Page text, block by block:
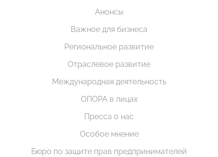
Анонсы
Важное для бизнеса
Региональное развитие
Отраслевое развитие
Международная деятельность
ОПОРА в лицах
Пресса о нас
Особое мнение
Бюро по защите прав предпринимателей